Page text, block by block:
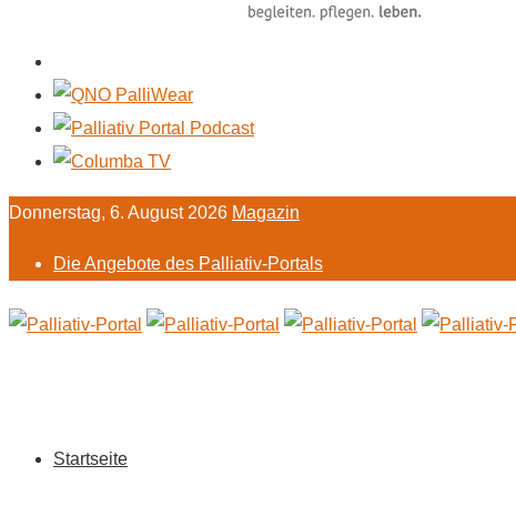
Donnerstag, 6. August 2026 Magazin
Die Angebote des Palliativ-Portals
Startseite